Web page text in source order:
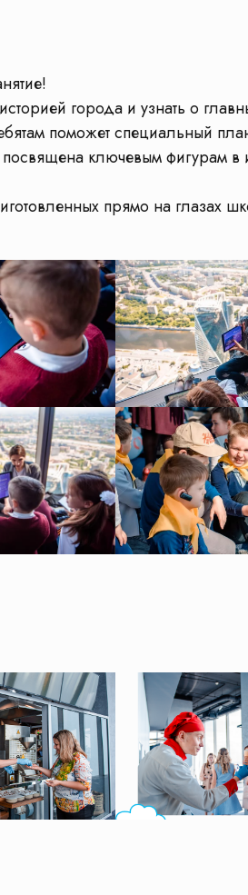
города и узнать о
поможет специальный
ключевым фигурам
прямо на глазах